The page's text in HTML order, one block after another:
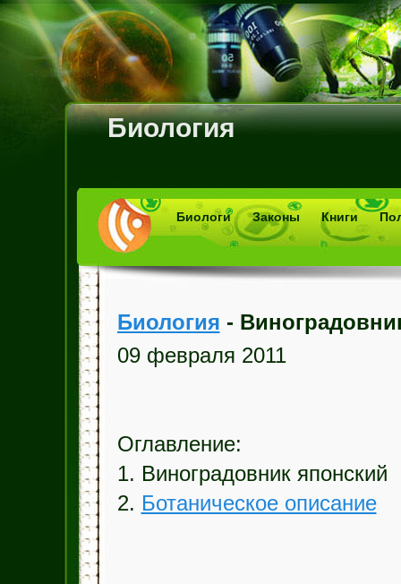
Биология
Биологи Законы Книги
Биология -
09 февраля 2011
Оглавление:
1. Виноградовник японский
2. Ботаническое описание